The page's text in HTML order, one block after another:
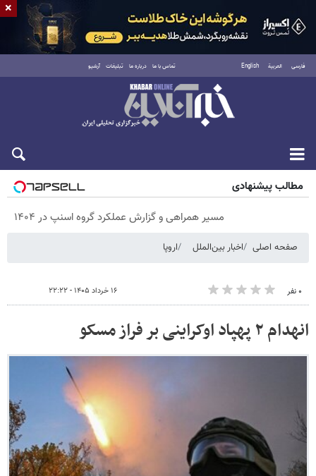
فارسی العربية English تماس با ما درباره ما تبلیغات آرشیو
پنجشنبه ۱۵ مرداد ۱۴۰۵
مطالب پیشنهادی
مسیر همراهی و گزارش عملکرد گروه اسنپ در ۱۴۰۴
صفحه اصلی اخبار بین‌الملل اروپا
۰ نفر ۱۶ خرداد ۱۴۰۵ - ۲۲:۲۲
انهدام ۲ پهپاد اوکراینی بر فراز مسکو
×